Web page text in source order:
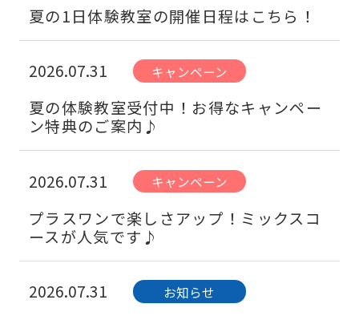
夏の1日体験教室の開催日程はこちら！
2026.07.31 キャンペーン
夏の体験教室受付中！お得なキャンペー
ン特典のご案内♪
2026.07.31 キャンペーン
プラスワンで楽しさアップ！ミックスコ
ースが人気です♪
2026.07.31 お知らせ